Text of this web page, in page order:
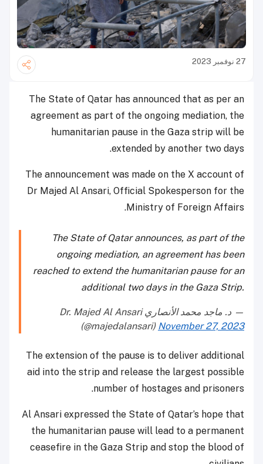
27 نوفمبر 2023
The State of Qatar has announced that as per an
agreement as part of the ongoing mediation, the
humanitarian pause in the Gaza strip will be
extended by another two days.
The announcement was made on the X account of
Dr Majed Al Ansari, Official Spokesperson for the
Ministry of Foreign Affairs.
The State of Qatar announces, as part of the
ongoing mediation, an agreement has been
reached to extend the humanitarian pause for an
additional two days in the Gaza Strip.
— د. ماجد محمد الأنصاري Dr. Majed Al Ansari
(@majedalansari) November 27, 2023
The extension of the pause is to deliver additional
aid into the strip and release the largest possible
number of hostages and prisoners.
Al Ansari expressed the State of Qatar’s hope that
the humanitarian pause will lead to a permanent
ceasefire in the Gaza Strip and stop the blood of